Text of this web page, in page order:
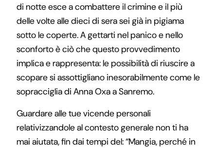
di notte esce a combattere il crimine e il più
delle volte alle dieci di sera sei già in pigiama
sotto le coperte. A gettarti nel panico e nello
sconforto è ciò che questo provvedimento
implica e rappresenta: le possibilità di riuscire a
scopare si assottigliano inesorabilmente come le
sopracciglia di Anna Oxa a Sanremo.
Guardare alle tue vicende personali
relativizzandole al contesto generale non ti ha
mai aiutata, fin dai tempi del: “Mangia, perché in